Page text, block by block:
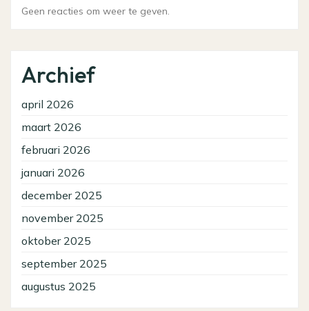
Geen reacties om weer te geven.
Archief
april 2026
maart 2026
februari 2026
januari 2026
december 2025
november 2025
oktober 2025
september 2025
augustus 2025